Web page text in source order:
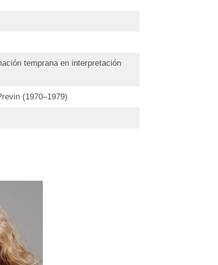
temprana en interpretación
(1970–1979)